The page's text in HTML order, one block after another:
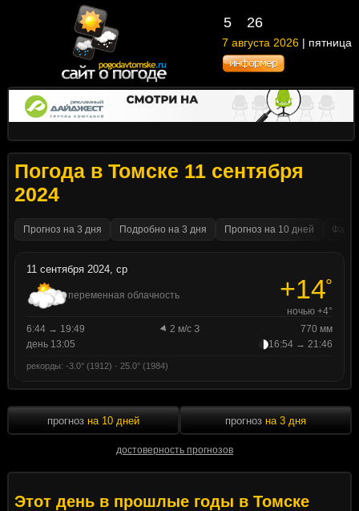
5 26
7 августа 2026 | пятница
Погода в Томске 11 сентября
2024
Прогноз на 3 дня Подробно на 3 дня Прогноз на 10 дней
11 сентября 2024, ср
переменная облачность +14°
ночью +4°
6:44 → 19:49
2 м/с З
770 мм
день 13:05
16:54 → 21:46
рекорды: -3.0° (1912) · 25.0° (1984)
прогноз на 10 дней
достоверность прогнозов
прогноз на 3 дня
Этот день в прошлые годы в Томске